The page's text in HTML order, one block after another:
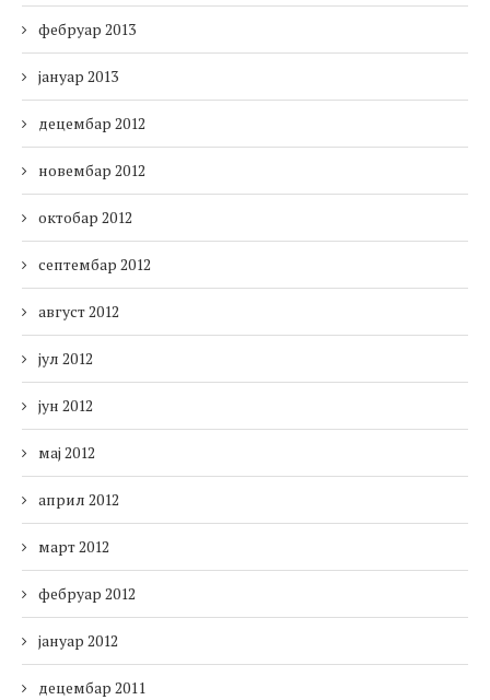
фебруар 2013
јануар 2013
децембар 2012
новембар 2012
октобар 2012
септембар 2012
август 2012
јул 2012
јун 2012
мај 2012
април 2012
март 2012
фебруар 2012
јануар 2012
децембар 2011